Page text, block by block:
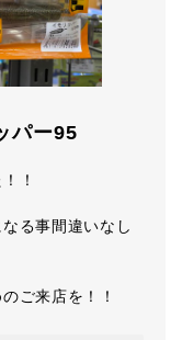
パー95
！
る事間違いなし
ご来店を！！